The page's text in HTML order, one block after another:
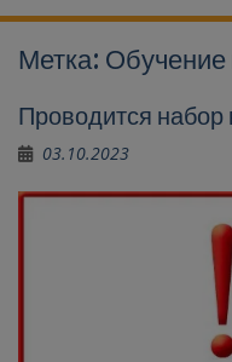
Метка: Обучение
Проводится набор
03.10.2023